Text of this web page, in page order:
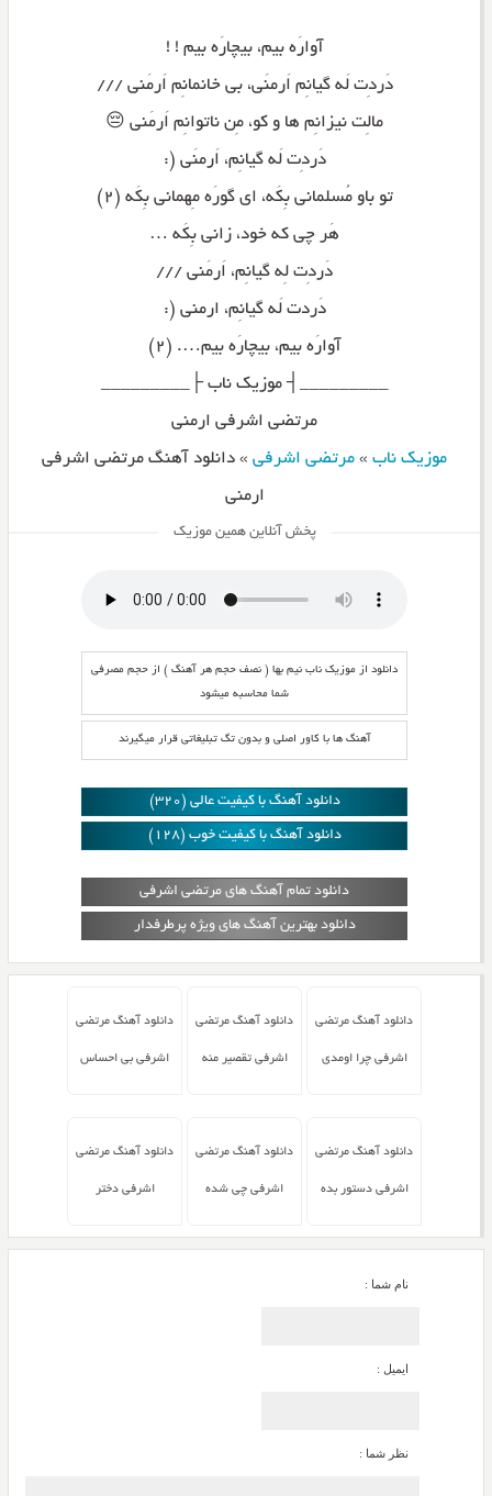
آوارَه بیم، بیچارَه بیم ! !
دَردِت لَه گیانِم اَرمنَی، بی خانمانِم اَرمَنی ///
مالِت نیزانِم ها و کو، مِن ناتوانِم اَرمَنی 😔
دَردِت لَه گیانِم، اَرمنَی (:
تو باو مُسلمانی بِکَه، ای گورَه مِهمانی بِکَه (۲)
هَر چی که خود، زانی بِکَه …
دَردِت لِه گیانِم، اَرمَنی ///
دَردت لَه گیانِم، ارمنی (:
آوارَه بیم، بیچارَه بیم…. (۲)
_________┤ موزیک ناب ├_________
مرتضی اشرفی ارمنی
موزیک ناب» مرتضی اشرفی» دانلود آهنگ مرتضی اشرفی
ارمنی
پخش آنلاین همین موزیک
دانلود از موزیک ناب نیم بها ( نصف حجم هر آهنگ ) از حجم مصرفی
شما محاسبه میشود
آهنگ ها با کاور اصلی و بدون تگ تبلیغاتی قرار میگیرند
دانلود آهنگ با کیفیت عالی (320)
دانلود آهنگ با کیفیت خوب (128)
دانلود تمام آهنگ های مرتضی اشرفی
دانلود بهترین آهنگ های ویژه پرطرفدار
دانلود آهنگ مرتضی
اشرفی چرا اومدی
دانلود آهنگ مرتضی
اشرفی تقصیر منه
دانلود آهنگ مرتضی
اشرفی بی احساس
دانلود آهنگ مرتضی
اشرفی دستور بده
دانلود آهنگ مرتضی
اشرفی چی شده
دانلود آهنگ مرتضی
اشرفی دختر
نام شما :
ایمیل :
نظر شما :